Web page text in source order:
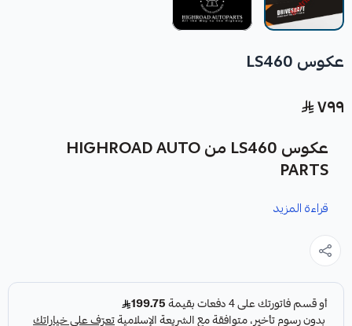
عكوس LS460
٧٩٩
عكوس LS460 من HIGHROAD AUTO
PARTS
مصممة خصيصاً لضمان أداء موثوق لسيارتك.
قراءة المزيد